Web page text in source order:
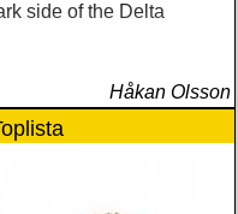
side of the Delta
Håkan Olsson